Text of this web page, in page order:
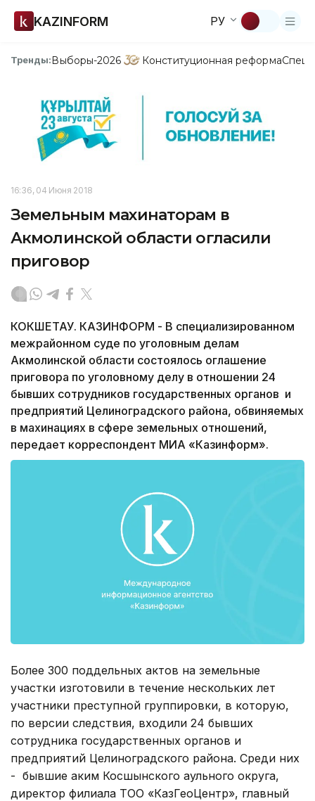
KAZINFORM РУ
Тренды:Выборы-2026 Конституционная реформа
16:36, 04 Июня 2018
Земельным махинаторам в
Акмолинской области огласили
приговор
КОКШЕТАУ. КАЗИНФОРМ - В специализированном
межрайонном суде по уголовным делам
Акмолинской области состоялось оглашение
приговора по уголовному делу в отношении 24
бывших сотрудников государственных органов и
предприятий Целиноградского района, обвиняемых
в махинациях в сфере земельных отношений,
передает корреспондент МИА «Казинформ».
Более 300 поддельных актов на земельные
участки изготовили в течение нескольких лет
участники преступной группировки, в которую,
по версии следствия, входили 24 бывших
сотрудника государственных органов и
предприятий Целиноградского района. Среди них
- бывшие аким Косшынского аульного округа,
директор филиала ТОО «КазГеоЦентр», главный